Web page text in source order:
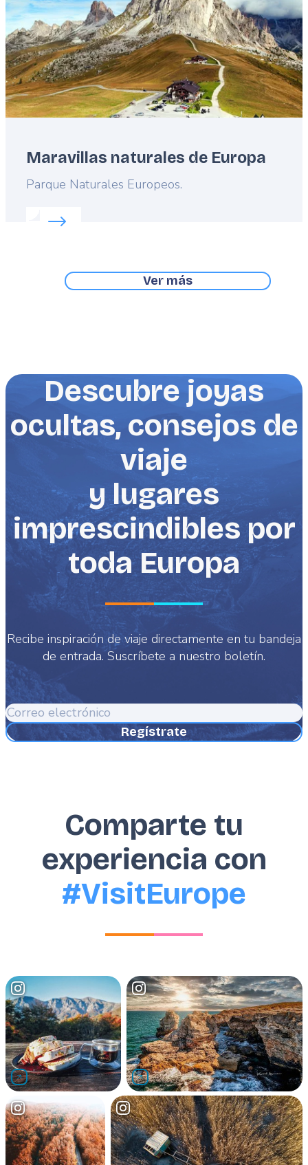
Maravillas naturales de Europa
Lead
Parque Naturales Europeos.
Read more about:
Ver más
Descubre joyas
ocultas, consejos de
viaje
y lugares
imprescindibles por
toda Europa
Recibe inspiración de viaje directamente en tu bandeja
de entrada. Suscríbete a nuestro boletín.
Correo
electrónico
Comparte tu
experiencia con
#VisitEurope